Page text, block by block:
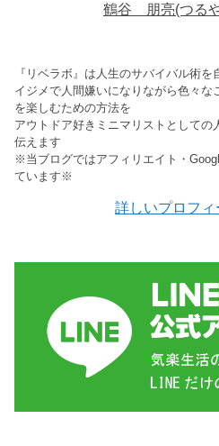
鶴谷 朋亮(つる
『リベラボ』は人生のサバイバル術
イジメで人間嫌いになりながら色々な
を楽しむための方法を
アウトドア好きミニマリストとして
伝えます
※当ブログではアフィリエイト・
ています※
詳しいプロフィ